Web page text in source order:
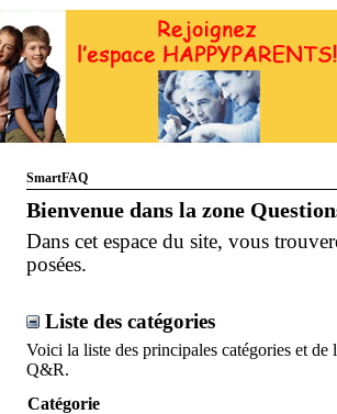
SmartFAQ
Bienvenue dans la zone
Dans cet espace du site, vous
posées.
Liste des catégories
Voici la liste des principales catégories et
Q&R.
Catégorie